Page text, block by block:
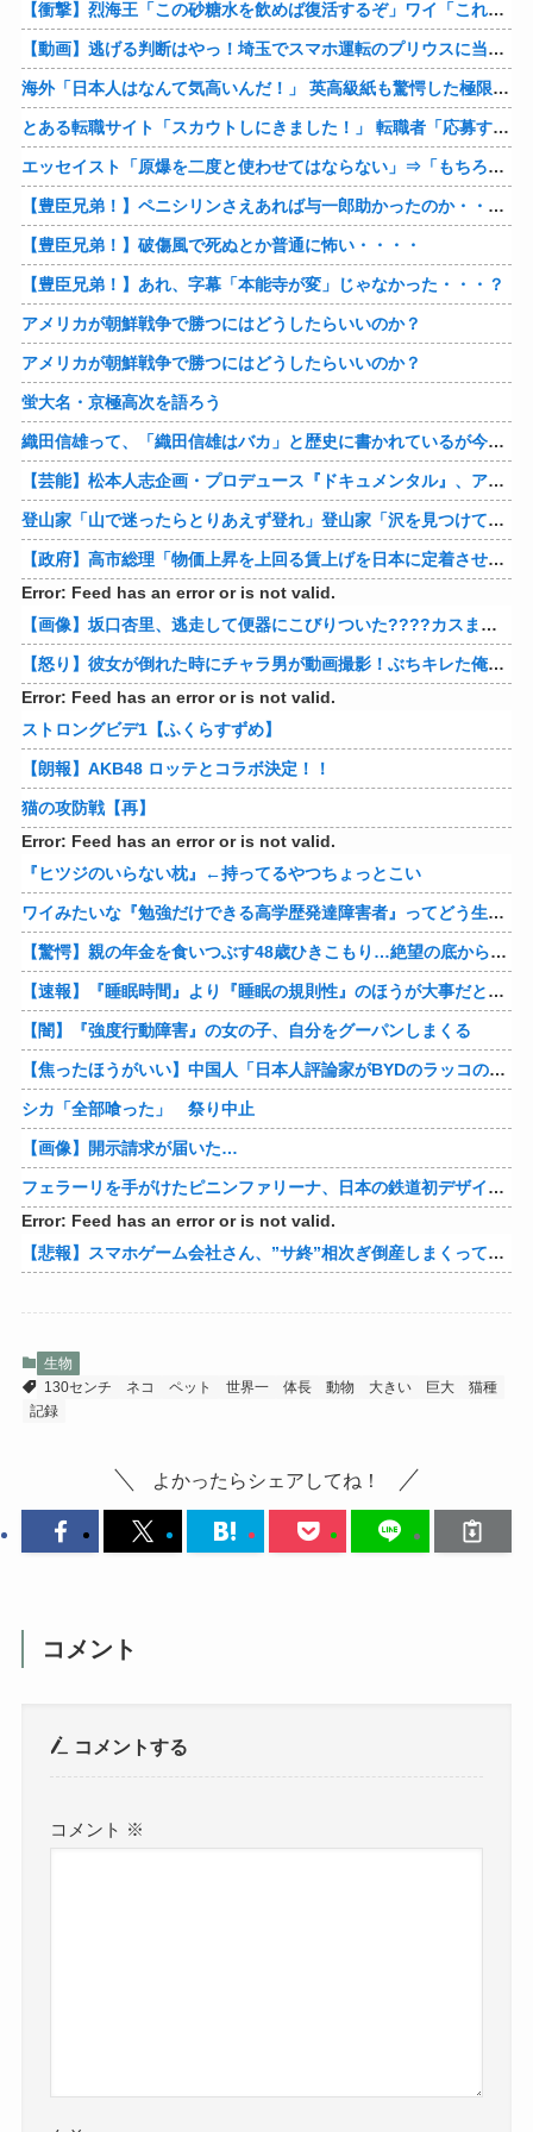
【衝撃】烈海王「この砂糖水を飲めば復活するぞ」ワイ「これはトンデモ理論やろなぁ」ﾍﾟﾗ←結果ｗｗｗｗ
【動画】逃げる判断はやっ！埼玉でスマホ運転のプリウスに当て逃げされる車載。
海外「日本人はなんて気高いんだ！」 英高級紙も驚愕した極限の中の日本人の姿に世界が衝撃
とある転職サイト「スカウトしにきました！」 転職者「応募するわ！」 → 結果ｗｗｗｗｗ
エッセイスト「原爆を二度と使わせてはならない」⇒「もちろん中国の核も非難する？」⇒「中国の核は綺麗な核！」
【豊臣兄弟！】ペニシリンさえあれば与一郎助かったのか・・・？
【豊臣兄弟！】破傷風で死ぬとか普通に怖い・・・・
【豊臣兄弟！】あれ、字幕「本能寺が変」じゃなかった・・・？
アメリカが朝鮮戦争で勝つにはどうしたらいいのか？
アメリカが朝鮮戦争で勝つにはどうしたらいいのか？
蛍大名・京極高次を語ろう
織田信雄って、「織田信雄はバカ」と歴史に書かれているが今まで家が残っているんでバカではないよな？
【芸能】松本人志企画・プロデュース『ドキュメンタル』、アメリカで初の制作が決定
登山家「山で迷ったらとりあえず登れ」登山家「沢を見つけて下山しろ」←これ結局どっちが正解なの？
【政府】高市総理「物価上昇を上回る賃上げを日本に定着させる」 国家公務員月給3.51％増へ 人事院の勧告を受け
Error: Feed has an error or is not valid.
【画像】坂口杏里、逃走して便器にこびりついた????カスまで晒されるwww
【怒り】彼女が倒れた時にチャラ男が動画撮影！ぶちキレた俺がしたことｗｗｗｗ 他
Error: Feed has an error or is not valid.
ストロングビデ1【ふくらすずめ】
【朗報】AKB48 ロッテとコラボ決定！！
猫の攻防戦【再】
Error: Feed has an error or is not valid.
『ヒツジのいらない枕』←持ってるやつちょっとこい
ワイみたいな『勉強だけできる高学歴発達障害者』ってどう生きたらいいんや？
【驚愕】親の年金を食いつぶす48歳ひきこもり…絶望の底から家族を救ったのは『障害基礎年金』だった
【速報】『睡眠時間』より『睡眠の規則性』のほうが大事だと判明
【闇】『強度行動障害』の女の子、自分をグーパンしまくる
【焦ったほうがいい】中国人「日本人評論家がBYDのラッコの装備を褒めてるけど中国では基本的な装備やぞ…？」
シカ「全部喰った」 祭り中止
【画像】開示請求が届いた…
フェラーリを手がけたピニンファリーナ、日本の鉄道初デザイン。南海電鉄が新たな空港特急をなにわ筋線へ導入
Error: Feed has an error or is not valid.
【悲報】スマホゲーム会社さん、”サ終”相次ぎ倒産しまくってる模様
生物
130センチ
ネコ ペット 世界一 体長 動物 大きい 巨大
猫種
記録
よかったらシェアしてね！
コメント
コメントする
コメント ※